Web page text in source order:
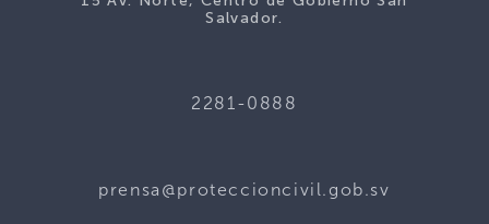
Salvador.
2281-0888
prensa@proteccioncivil.gob.sv